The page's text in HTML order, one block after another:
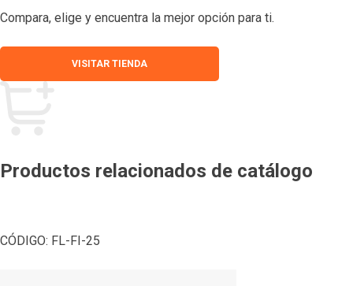
Compara, elige y encuentra la mejor opción para ti.
VISITAR TIENDA
Productos relacionados de catálogo
CÓDIGO: FL-FI-25